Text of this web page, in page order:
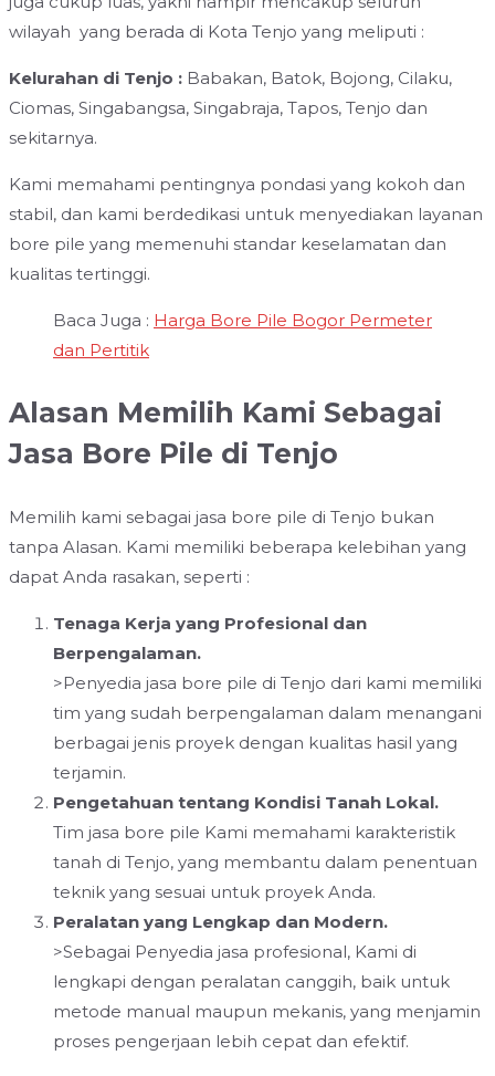
wilayah yang berada di Kota Tenjo yang meliputi :
Kelurahan di Tenjo : Babakan, Batok, Bojong, Cilaku,
Ciomas, Singabangsa, Singabraja, Tapos, Tenjo dan
sekitarnya.
Kami memahami pentingnya pondasi yang kokoh dan
stabil, dan kami berdedikasi untuk menyediakan layanan
bore pile yang memenuhi standar keselamatan dan
kualitas tertinggi.
Baca Juga : Harga Bore Pile Bogor Permeter
dan Pertitik
Alasan Memilih Kami Sebagai
Jasa Bore Pile di Tenjo
Memilih kami sebagai jasa bore pile di Tenjo bukan
tanpa Alasan. Kami memiliki beberapa kelebihan yang
dapat Anda rasakan, seperti :
Tenaga Kerja yang Profesional dan
Berpengalaman.
>Penyedia jasa bore pile di Tenjo dari kami memiliki
tim yang sudah berpengalaman dalam menangani
berbagai jenis proyek dengan kualitas hasil yang
terjamin.
Pengetahuan tentang Kondisi Tanah Lokal.
Tim jasa bore pile Kami memahami karakteristik
tanah di Tenjo, yang membantu dalam penentuan
teknik yang sesuai untuk proyek Anda.
Peralatan yang Lengkap dan Modern.
>Sebagai Penyedia jasa profesional, Kami di
lengkapi dengan peralatan canggih, baik untuk
metode manual maupun mekanis, yang menjamin
proses pengerjaan lebih cepat dan efektif.